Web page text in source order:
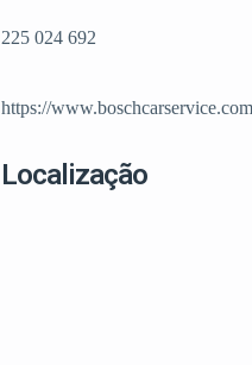
225 024 692
https://
Localização